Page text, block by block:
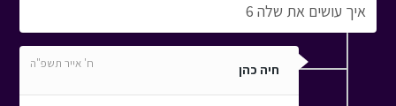
איך עושים את שלה 6
חיה כהן ח' אייר תשפ"ה